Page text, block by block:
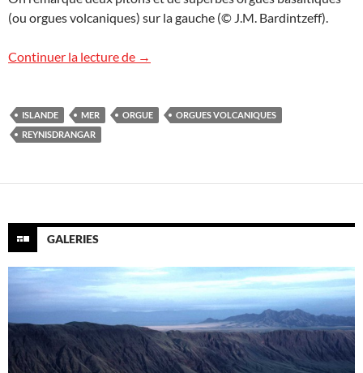
(ou orgues volcaniques) sur la gauche (© J.M. Bardintzeff).
Continuer la lecture de Une mer déchaînée à Reynisdrangar,
→
ISLANDE MER ORGUE
ORGUES VOLCANIQUES
REYNISDRANGAR
GALERIES